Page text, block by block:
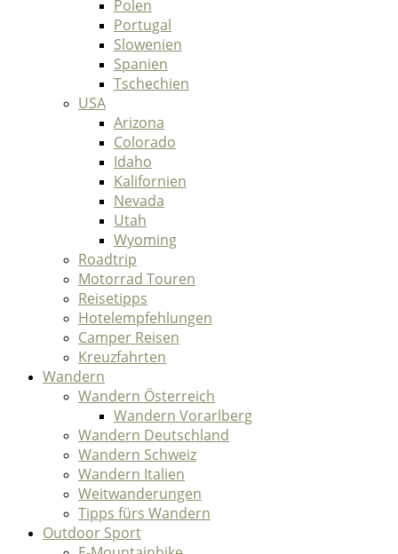
Polen
Portugal
Slowenien
Spanien
Tschechien
USA
Arizona
Colorado
Idaho
Kalifornien
Nevada
Utah
Wyoming
Roadtrip
Motorrad Touren
Reisetipps
Hotelempfehlungen
Camper Reisen
Kreuzfahrten
Wandern
Wandern Österreich
Wandern Vorarlberg
Wandern Deutschland
Wandern Schweiz
Wandern Italien
Weitwanderungen
Tipps fürs Wandern
Outdoor Sport